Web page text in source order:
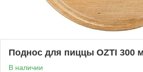
Поднос для пиццы OZTI 300
В наличии